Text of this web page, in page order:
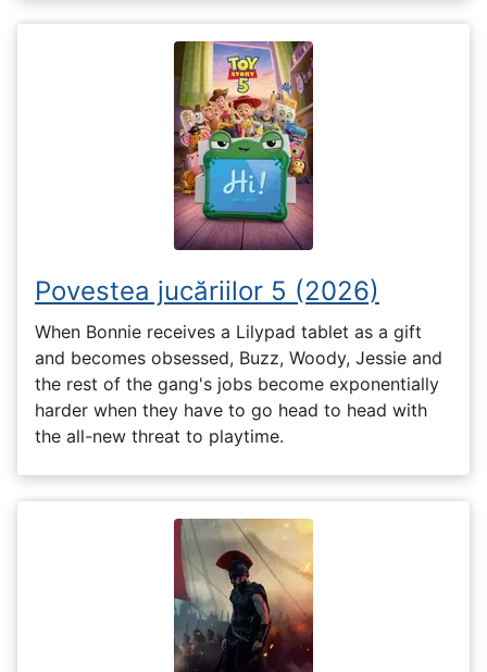
Povestea jucăriilor 5 (2026)
When Bonnie receives a Lilypad tablet as a gift
and becomes obsessed, Buzz, Woody, Jessie and
the rest of the gang's jobs become exponentially
harder when they have to go head to head with
the all-new threat to playtime.